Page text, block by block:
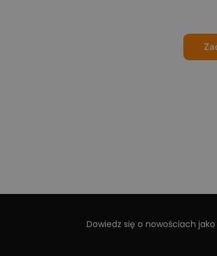
Dowiedz się o nowościach